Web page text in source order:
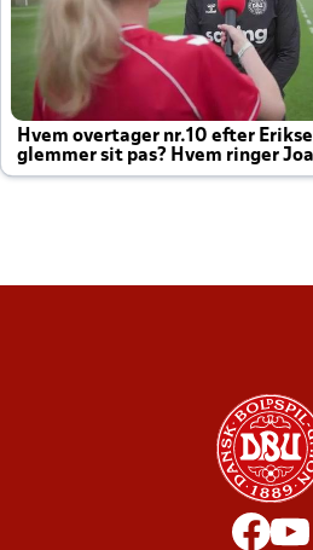
Hvem overtager nr.10 efter
glemmer sit pas? Hvem ringer
altid til efter kampe?